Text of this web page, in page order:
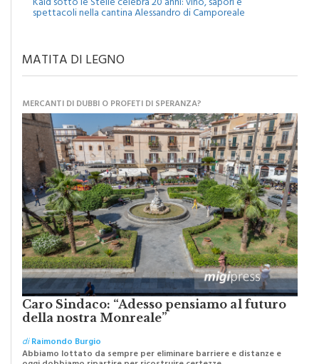
Caro Sindaco: “Adesso pensiamo al futuro
della nostra Monreale”
diRaimondo Burgio
Abbiamo lottato da sempre per eliminare barriere e distanze e
oggi dobbiamo ripartire per ricostruire certezze